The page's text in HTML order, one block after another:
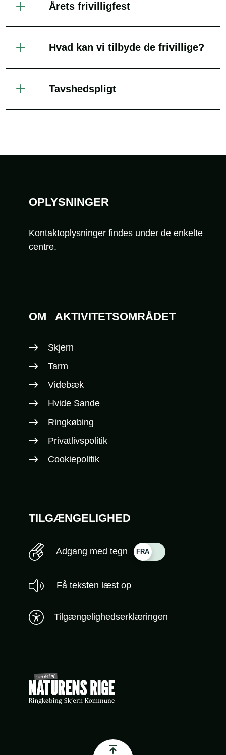
Årets frivilligfest
Hvad kan vi tilbyde de frivillige?
Tavshedspligt
OPLYSNINGER
Kontaktoplysninger findes under de enkelte
centre.
OM AKTIVITETSOMRÅDET
Skjern
Tarm
Videbæk
Hvide Sande
Ringkøbing
Privatlivspolitik
Cookiepolitik
TILGÆNGELIGHED
Adgang med tegn
Få teksten læst op
Tilgængelighedserklæringen